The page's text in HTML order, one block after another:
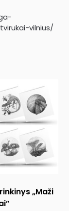
vilnius/
„Maži